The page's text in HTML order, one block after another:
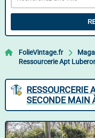
FolieVintage.fr
Ressourcerie Apt
RESSOURCERIE
SECONDE MAIN